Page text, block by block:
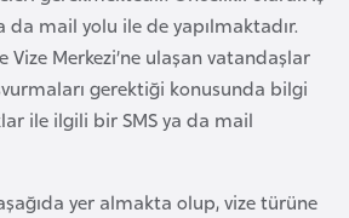
da mail yolu ile de yapılmaktadır.
Vize Merkezi’ne ulaşan vatandaşlar
gerektiği konusunda bilgi
ile ilgili bir SMS ya da mail
yer almakta olup, vize türüne